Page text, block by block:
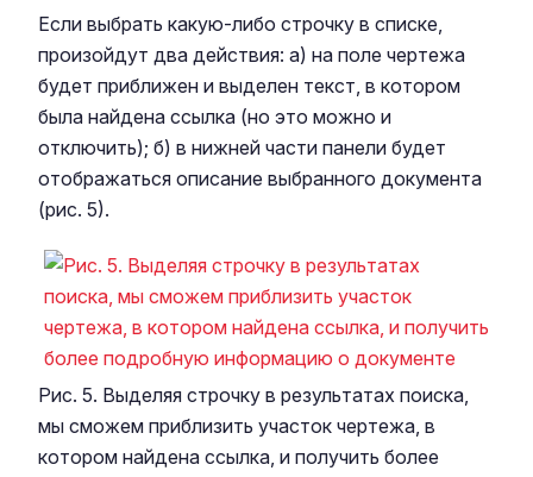
Если выбрать какую-либо строчку в списке,
произойдут два действия: а) на поле чертежа
будет приближен и выделен текст, в котором
была найдена ссылка (но это можно и
отключить); б) в нижней части панели будет
отображаться описание выбранного документа
(рис. 5).
Рис. 5. Выделяя строчку в результатах поиска,
мы сможем приблизить участок чертежа, в
котором найдена ссылка, и получить более